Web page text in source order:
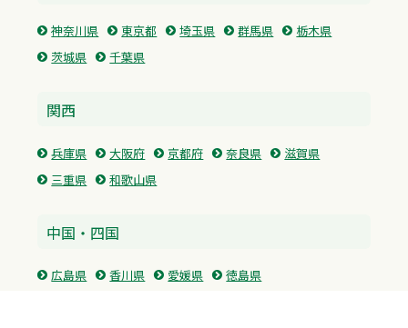
神奈川県 東京都 埼玉県 群馬県
栃木県
茨城県
千葉県
関西
兵庫県 大阪府 京都府 奈良県
滋賀県
三重県
和歌山県
中国・四国
広島県 香川県 愛媛県 徳島県